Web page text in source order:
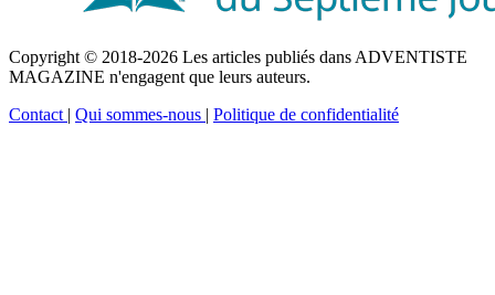
Copyright © 2018-2026 Les articles publiés dans ADVENTISTE
MAGAZINE n'engagent que leurs auteurs.
Contact | Qui sommes-nous | Politique de confidentialité